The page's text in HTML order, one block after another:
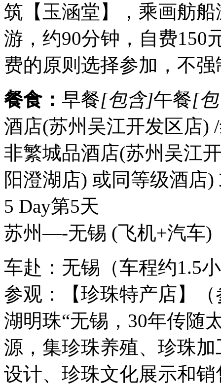
筑【玉涵堂】，乘画舫
游，约90分钟，自费150
费的原则选择参加，不
餐食： 早餐[包含]午餐[
酒店(苏州吴江开发区店)
非繁城品酒店(苏州吴江
阳澄湖店) 或同等级酒店
5 Day第5天
苏州—-无锡 (飞机+汽车)
车赴：无锡（车程约1.5
参观：【珍珠特产店】
湖明珠“无锡，30年传随
源，集珍珠养殖、珍珠
设计、珍珠文化展示和